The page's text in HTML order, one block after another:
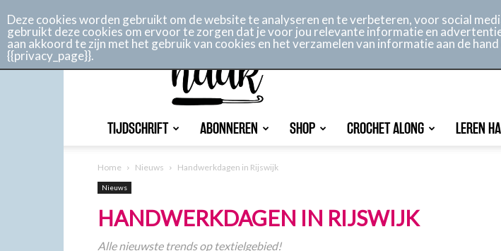
Aan
haak
TIJDSCHRIFT ABONNEREN SHOP CROCHET ALONG LEREN
Home Nieuws Handwerkdagen in Rijswijk
Nieuws
HANDWERKDAGEN IN RIJSWIJK
Alle nieuwste trends op textielgebied!
Deze cookies worden gebruikt om de website te analyseren en te verbeteren, voor social
gebruikt deze cookies om ervoor te zorgen dat je voor jou relevante informatie en
aan akkoord te zijn met het gebruik van cookies en het verzamelen van informatie aan de
{{privacy_page}}.